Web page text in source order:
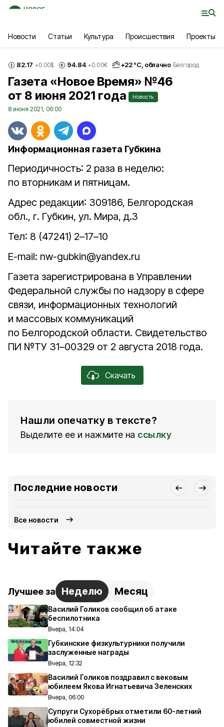
Новости Статьи Культура Происшествия Проекты
82.17 +0.00$ 94.84 +0.00€ +22°С, облачно Белгород
Газета «Новое Время» №46
от 8 июня 2021 года
Новость
8 июня 2021, 06:00
Информационная газета Губкина
Периодичность: 2 раза в неделю:
по вторникам и пятницам.
Адрес редакции: 309186, Белгородская
обл., г. Губкин, ул. Мира, д.3
Тел: 8 (47241) 2–17–10
E-mail: nw-gubkin@yandex.ru
Газета зарегистрирована в Управлении
Федеральной службы по надзору в сфере
связи, информационных технологий
и массовых коммуникаций
по Белгородской области. Свидетельство
ПИ №ТУ 31–00329 от 2 августа 2018 года.
Скачать
Нашли опечатку в тексте?
Выделите ее и нажмите на ссылку
Последние новости
Все новости
Читайте также
Лучшее за Неделю Месяц
Василий Голиков сообщил об атаке
беспилотника
Вчера, 14:04
Губкинские физкультурники получили
заслуженные награды
Вчера, 12:32
Василий Голиков поздравил с вековым
юбилеем Якова Игнатьевича Зеленских
Вчера, 06:00
Супруги Сухорёбрых отметили 60-летний
юбилей совместной жизни